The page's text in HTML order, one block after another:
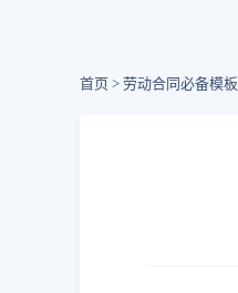
首页 > 劳动合同必备模板